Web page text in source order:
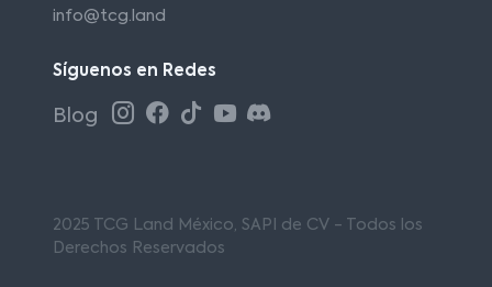
info@tcg.land
Síguenos en Redes
Blog
2025 TCG Land México, SAPI de CV - Todos los
Derechos Reservados